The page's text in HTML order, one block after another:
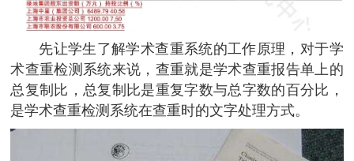
先让学生了解学术查重系统的工作原理，对于学
术查重检测系统来说，查重就是学术查重报告单上的
总复制比，总复制比是重复字数与总字数的百分比，
是学术查重检测系统在查重时的文字处理方式。